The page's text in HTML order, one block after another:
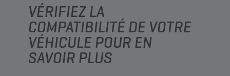
VÉRIFIEZ LA
COMPATIBILITÉ DE VOTRE
VÉHICULE POUR EN
SAVOIR PLUS